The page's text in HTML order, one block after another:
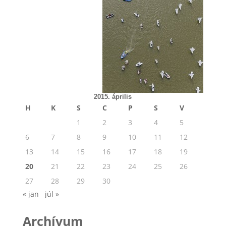
2015. április
H K S C P S
V
1
2 3 4
5
6
7 8 9 10 11
12
13
14 15 16 17 18
19
20
21 22 23 24 25
26
27
28 29
30
« jan
júl »
Archívum